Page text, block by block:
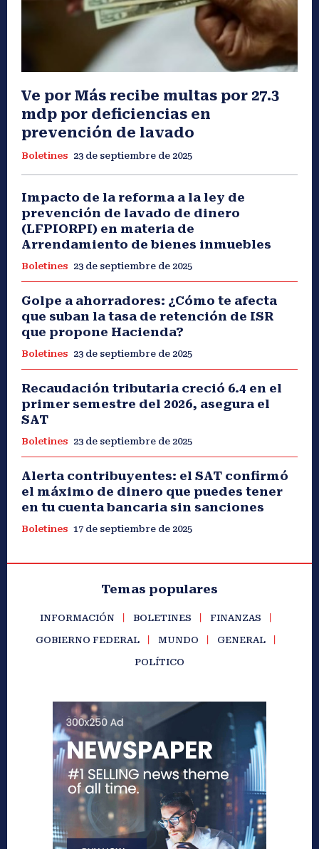
Ve por Más recibe multas por 27.3
mdp por deficiencias en
prevención de lavado
Boletines 23 de septiembre de 2025
Impacto de la reforma a la ley de
prevención de lavado de dinero
(LFPIORPI) en materia de
Arrendamiento de bienes inmuebles
Boletines 23 de septiembre de 2025
Golpe a ahorradores: ¿Cómo te afecta
que suban la tasa de retención de ISR
que propone Hacienda?
Boletines 23 de septiembre de 2025
Recaudación tributaria creció 6.4 en el
primer semestre del 2026, asegura el
SAT
Boletines 23 de septiembre de 2025
Alerta contribuyentes: el SAT confirmó
el máximo de dinero que puedes tener
en tu cuenta bancaria sin sanciones
Boletines 17 de septiembre de 2025
Temas populares
INFORMACIÓN BOLETINES FINANZAS
GOBIERNO FEDERAL MUNDO GENERAL
POLÍTICO